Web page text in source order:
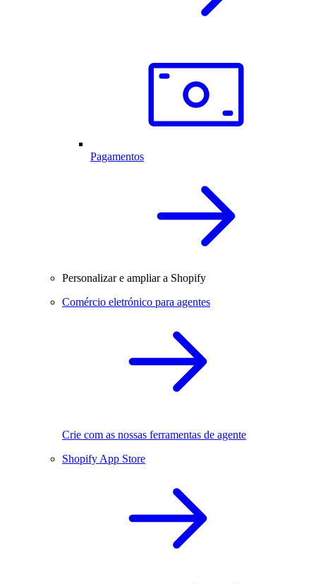
Pagamentos
Personalizar e ampliar a Shopify
Comércio eletrónico para agentes
Crie com as nossas ferramentas de agente
Shopify App Store